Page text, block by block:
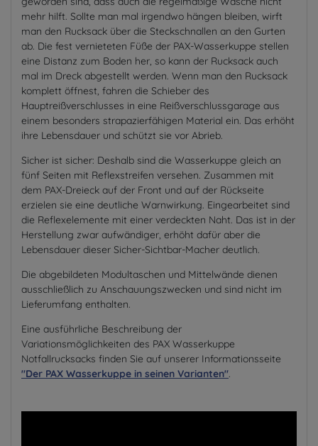
mehr hilft. Sollte man mal irgendwo hängen bleiben, wirft
man den Rucksack über die Steckschnallen an den Gurten
ab. Die fest vernieteten Füße der PAX-Wasserkuppe stellen
eine Distanz zum Boden her, so kann der Rucksack auch
mal im Dreck abgestellt werden. Wenn man den Rucksack
komplett öffnest, fahren die Schieber des
Hauptreißverschlusses in eine Reißverschlussgarage aus
einem besonders strapazierfähigen Material ein. Das erhöht
ihre Lebensdauer und schützt sie vor Abrieb.
Sicher ist sicher: Deshalb sind die Wasserkuppe gleich an
fünf Seiten mit Reflexstreifen versehen. Zusammen mit
dem PAX-Dreieck auf der Front und auf der Rückseite
erzielen sie eine deutliche Warnwirkung. Eingearbeitet sind
die Reflexelemente mit einer verdeckten Naht. Das ist in der
Herstellung zwar aufwändiger, erhöht dafür aber die
Lebensdauer dieser Sicher-Sichtbar-Macher deutlich.
Die abgebildeten Modultaschen und Mittelwände dienen
ausschließlich zu Anschauungszwecken und sind nicht im
Lieferumfang enthalten.
Eine ausführliche Beschreibung der
Variationsmöglichkeiten des PAX Wasserkuppe
Notfallrucksacks finden Sie auf unserer Informationsseite
"Der PAX Wasserkuppe in seinen Varianten".